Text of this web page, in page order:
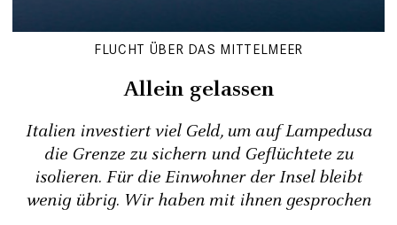
FLUCHT ÜBER DAS MITTELMEER
Allein gelassen
Italien investiert viel Geld, um auf Lampedusa
die Grenze zu sichern und Geflüchtete zu
isolieren. Für die Einwohner der Insel bleibt
wenig übrig. Wir haben mit ihnen gesprochen